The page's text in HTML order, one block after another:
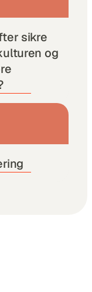
sikre
og